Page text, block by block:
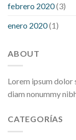
febrero 2020(3)
enero 2020(1)
ABOUT
Lorem ipsum dolor
diam nonummy
CATEGORÍAS